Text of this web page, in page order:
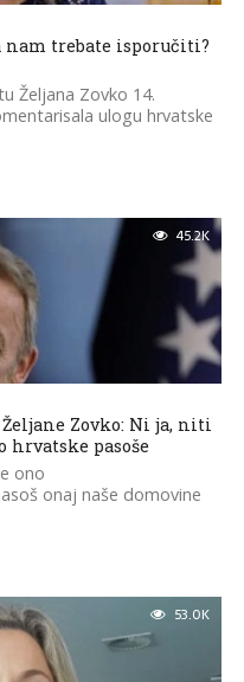
nam trebate isporučiti?
Željana Zovko 14.
ulogu hrvatske
45.2K
Zovko: Ni ja, niti
hrvatske pasoše
ono
onaj naše domovine
53.0K